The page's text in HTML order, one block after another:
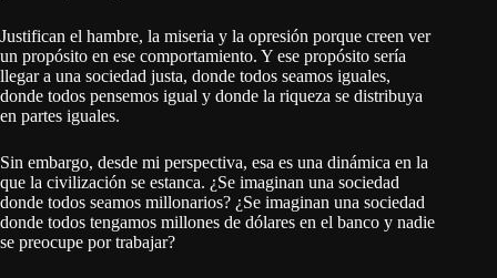
Justifican el hambre, la miseria y la opresión porque creen ver
un propósito en ese comportamiento. Y ese propósito sería
llegar a una sociedad justa, donde todos seamos iguales,
donde todos pensemos igual y donde la riqueza se distribuya
en partes iguales.
Sin embargo, desde mi perspectiva, esa es una dinámica en la
que la civilización se estanca. ¿Se imaginan una sociedad
donde todos seamos millonarios? ¿Se imaginan una sociedad
donde todos tengamos millones de dólares en el banco y nadie
se preocupe por trabajar?